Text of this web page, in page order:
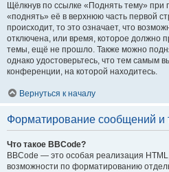
Щёлкнув по ссылке «Поднять тему»
«поднять» её в верхнюю часть первой
происходит, то это означает, что
отключена, или время, которое должно
темы, ещё не прошло. Также можно
однако удостоверьтесь, что тем самым
конференции, на которой находитесь.
Вернуться к началу
Форматирование сообщений и
Что такое BBCode?
BBCode — это особая реализация
возможности по форматированию